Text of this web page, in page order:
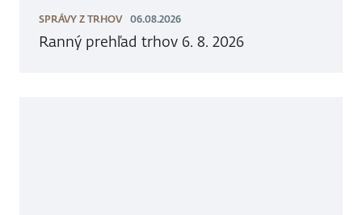
SPRÁVY Z TRHOV 06.08.2026
Ranný prehľad trhov 6. 8. 2026